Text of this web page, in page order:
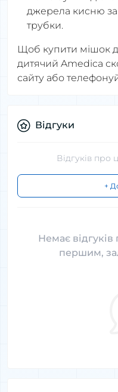
джерела кисню
трубки.
Щоб купити мішок
дитячий Amedica
сайту або
Відгуки
Відгуків
+
Немає відгуків
першим,